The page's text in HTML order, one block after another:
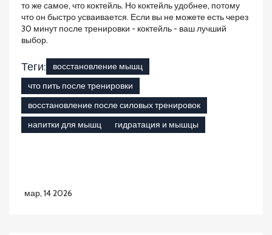
то же самое, что коктейль. Но коктейль удобнее, потому
что он быстро усваивается. Если вы не можете есть через
30 минут после тренировки - коктейль - ваш лучший
выбор.
Теги:
восстановление мышц
что пить после тренировки
восстановление после силовых тренировок
напитки для мышц
гидратация и мышцы
мар, 14 2026